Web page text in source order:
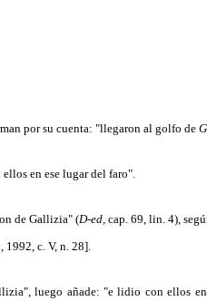
por su cuenta: "llegaron al golfo de
en ese lugar del faro".
de Gallizia" (D-ed, cap. 69, lin. 4),
1992, c. V, n. 28].
luego añade: "e lidio con ellos